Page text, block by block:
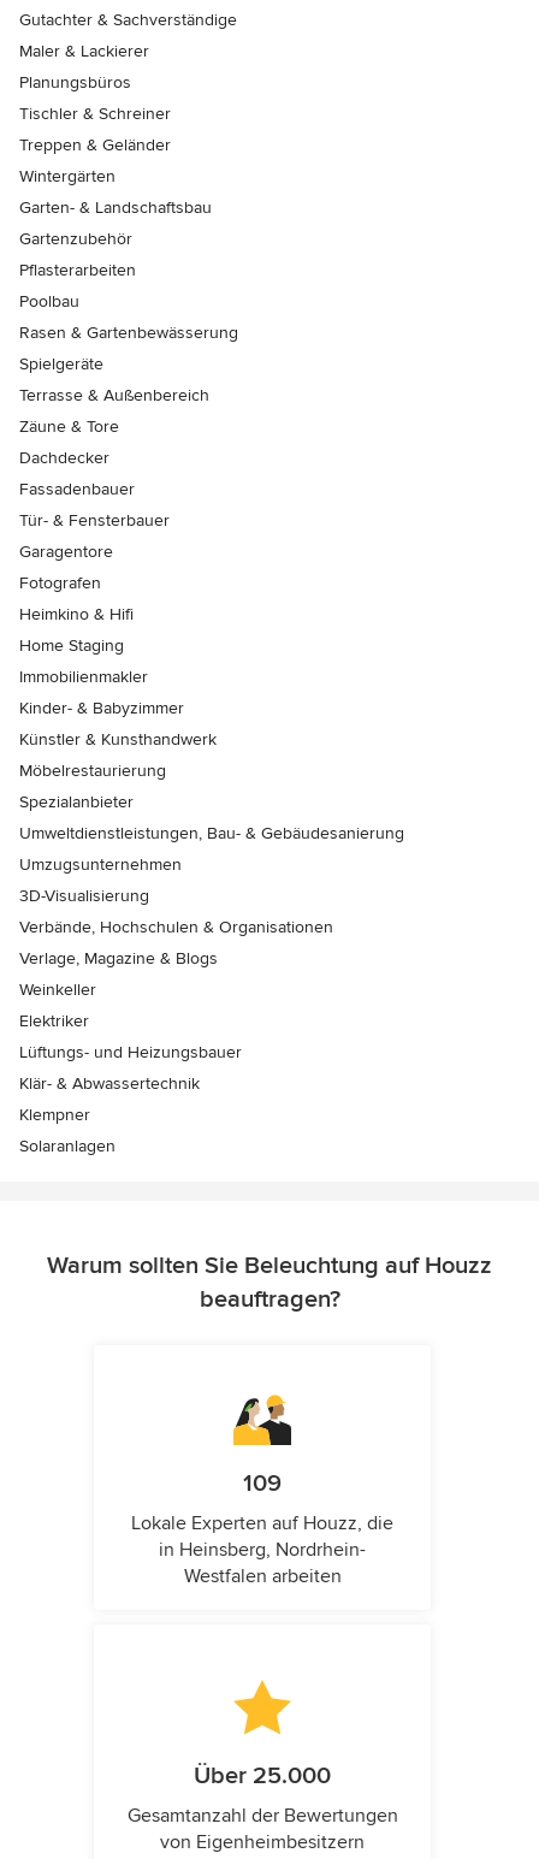
Gutachter & Sachverständige
Maler & Lackierer
Planungsbüros
Tischler & Schreiner
Treppen & Geländer
Wintergärten
Garten- & Landschaftsbau
Gartenzubehör
Pflasterarbeiten
Poolbau
Rasen & Gartenbewässerung
Spielgeräte
Terrasse & Außenbereich
Zäune & Tore
Dachdecker
Fassadenbauer
Tür- & Fensterbauer
Garagentore
Fotografen
Heimkino & Hifi
Home Staging
Immobilienmakler
Kinder- & Babyzimmer
Künstler & Kunsthandwerk
Möbelrestaurierung
Spezialanbieter
Umweltdienstleistungen, Bau- & Gebäudesanierung
Umzugsunternehmen
3D-Visualisierung
Verbände, Hochschulen & Organisationen
Verlage, Magazine & Blogs
Weinkeller
Elektriker
Lüftungs- und Heizungsbauer
Klär- & Abwassertechnik
Klempner
Solaranlagen
Warum sollten Sie Beleuchtung auf Houzz
beauftragen?
109
Lokale Experten auf Houzz, die
in Heinsberg, Nordrhein-
Westfalen arbeiten
Über 25.000
Gesamtanzahl der Bewertungen
von Eigenheimbesitzern